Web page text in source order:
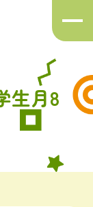
ニ
ボ
タ
ン
生月8